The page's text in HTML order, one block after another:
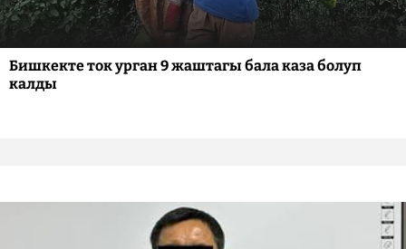
Бишкекте ток урган 9 жаштагы бала каза болуп
калды